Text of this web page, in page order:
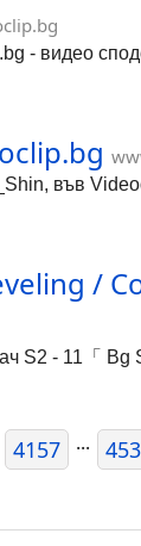
- видео
във
/
- 11「
4157 ...